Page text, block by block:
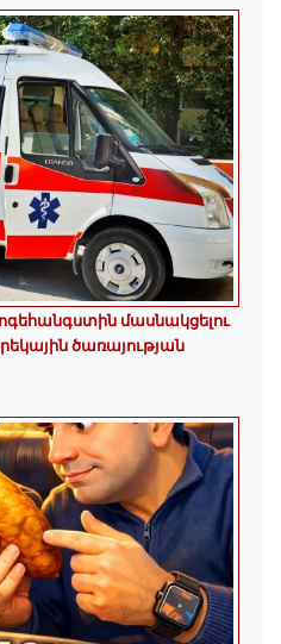
մասնակցելու
ծառայության